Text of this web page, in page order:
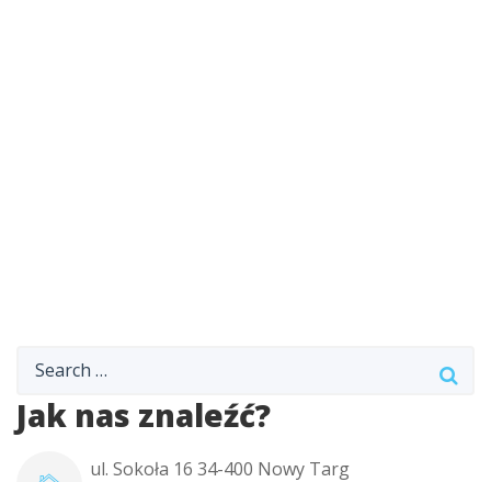
Jak nas znaleźć?
ul. Sokoła 16 34-400 Nowy Targ